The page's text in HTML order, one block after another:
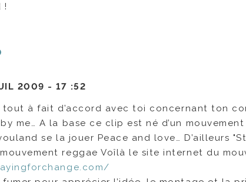
!
2009 -17 :52
tout à fait d’accord avec toi concernant ton
me… A la base ce clip est né d’un
se la jouer Peace and love… D’ailleurs
reggae Voîlà le site internet du